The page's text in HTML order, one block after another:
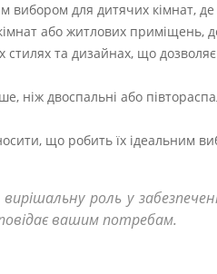
вибором для дитячих
або житлових приміщень,
та дизайнах, що
ніж двоспальні або
що робить їх ідеальним
роль у
вашим потребам.